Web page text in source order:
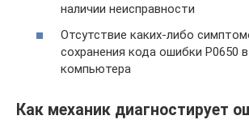
наличии неисправности
Отсутствие каких-либо
сохранения кода ошибки P0650
компьютера
Как механик диагностирует